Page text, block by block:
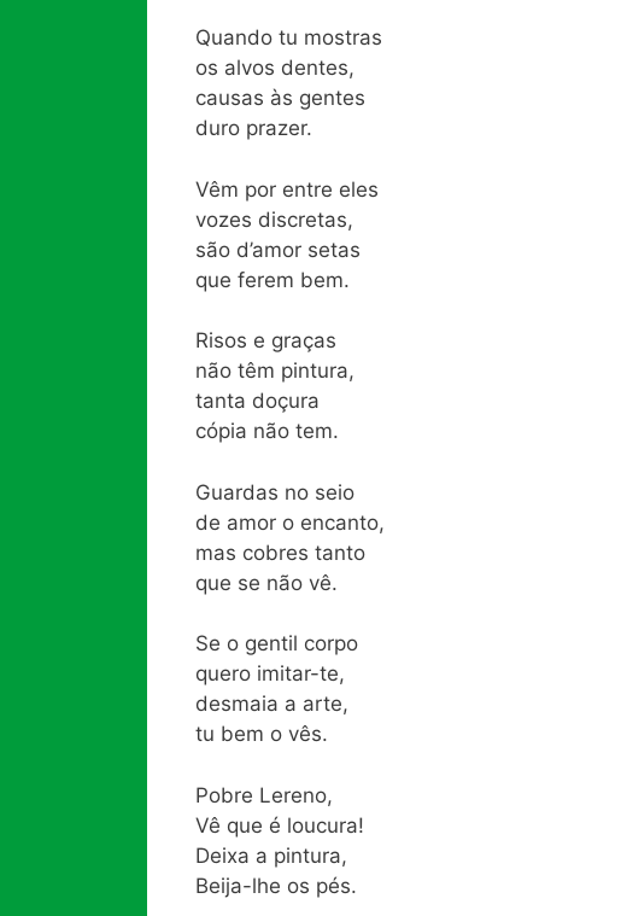
Quando tu mostras
os alvos dentes,
causas às gentes
duro prazer.
Vêm por entre eles
vozes discretas,
são d’amor setas
que ferem bem.
Risos e graças
não têm pintura,
tanta doçura
cópia não tem.
Guardas no seio
de amor o encanto,
mas cobres tanto
que se não vê.
Se o gentil corpo
quero imitar-te,
desmaia a arte,
tu bem o vês.
Pobre Lereno,
Vê que é loucura!
Deixa a pintura,
Beija-lhe os pés.